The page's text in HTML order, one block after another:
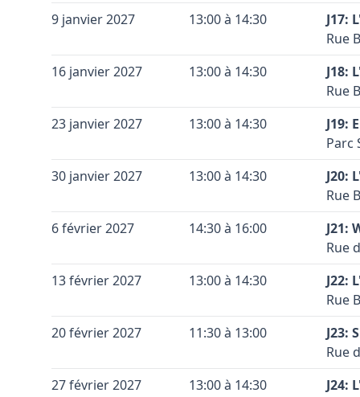
Leaflet|©OpenStreetMapcontributors ©CARTO
Voir
Voir
Leaflet|©OpenStreetMapcontributors ©CARTO
Voir
+
contributors ©
Code
puis
Voir
9 janvier 2027 13:00 à 14:30
J17:
Rue
+
Leaflet|©OpenStreetMapcontributors ©CARTO
Voir
16 janvier 2027 13:00 à 14:30
J18:
Rue
+
Leaflet|©OpenStreetMapcontributors ©CARTO
Voir
23 janvier 2027 13:00 à 14:30
J19:
Parc
+
Voir
30 janvier 2027 13:00 à 14:30
J20:
Rue
+
Code
6 février 2027 14:30 à 16:00
J21:
Rue
+
13 février 2027 13:00 à 14:30
J22:
Rue
+
Code
20 février 2027 11:30 à 13:00
J23:
Rue
+
27 février 2027 13:00 à 14:30
J24: